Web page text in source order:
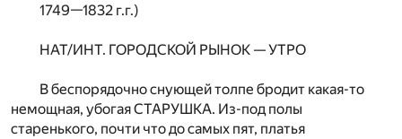
1749—1832 г.г.)
НАТ/ИНТ. ГОРОДСКОЙ РЫНОК — УТРО
В беспорядочно снующей толпе бродит какая-то
немощная, убогая СТАРУШКА. Из-под полы
старенького, почти что до самых пят, платья